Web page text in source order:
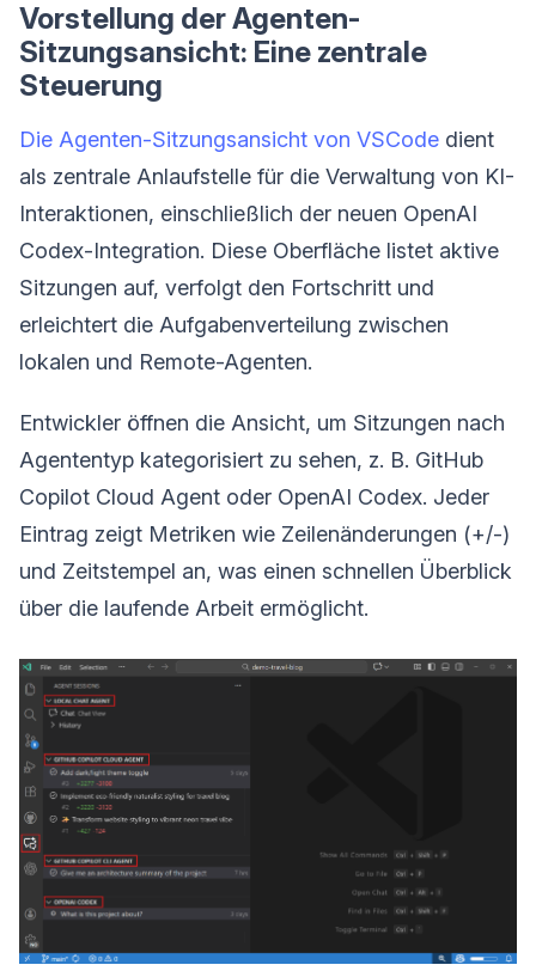
Vorstellung der Agenten-
Sitzungsansicht: Eine zentrale
Steuerung
Die Agenten-Sitzungsansicht von VSCode dient
als zentrale Anlaufstelle für die Verwaltung von KI-
Interaktionen, einschließlich der neuen OpenAI
Codex-Integration. Diese Oberfläche listet aktive
Sitzungen auf, verfolgt den Fortschritt und
erleichtert die Aufgabenverteilung zwischen
lokalen und Remote-Agenten.
Entwickler öffnen die Ansicht, um Sitzungen nach
Agententyp kategorisiert zu sehen, z. B. GitHub
Copilot Cloud Agent oder OpenAI Codex. Jeder
Eintrag zeigt Metriken wie Zeilenänderungen (+/-)
und Zeitstempel an, was einen schnellen Überblick
über die laufende Arbeit ermöglicht.